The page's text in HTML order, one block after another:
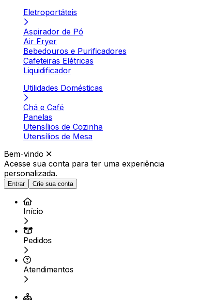
Eletroportáteis
Aspirador de Pó
Air Fryer
Bebedouros e Purificadores
Cafeteiras Elétricas
Liquidificador
Utilidades Domésticas
Chá e Café
Panelas
Utensílios de Cozinha
Utensílios de Mesa
Bem-vindo
Acesse sua conta para ter uma experiência
personalizada.
Entrar Crie sua conta
Início
Pedidos
Atendimentos